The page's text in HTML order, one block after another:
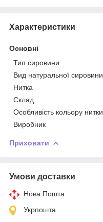
Характеристики
Основні
Тип сировини
Вид натуральної сировини
Нитка
Склад
Особливість кольору нитки
Виробник
Приховати
Умови доставки
Нова Пошта
Укрпошта